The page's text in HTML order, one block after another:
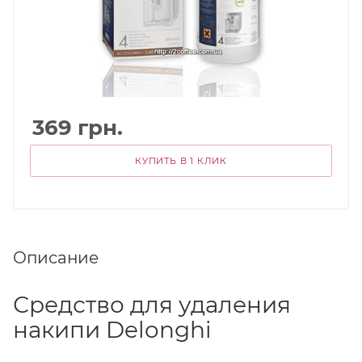
369 грн.
КУПИТЬ В 1 КЛИК
Описание
Средство для удаления
накипи Delonghi